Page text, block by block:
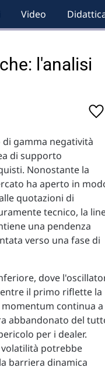
Video
l'analisi
di gamma negatività
di supporto
Nonostante la
ha aperto in
quotazioni di
tecnico, la
una pendenza
verso una fase di
dove
il primo riflette la
continua a
abbandonato del
per i dealer.
potrebbe
barriera dinamica